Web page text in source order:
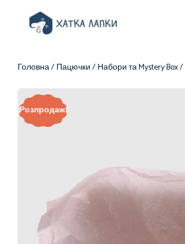
Головна/Пацючки/Набори та Mystery Box/
Розпродаж!